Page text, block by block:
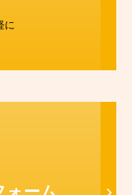
に
ォーム